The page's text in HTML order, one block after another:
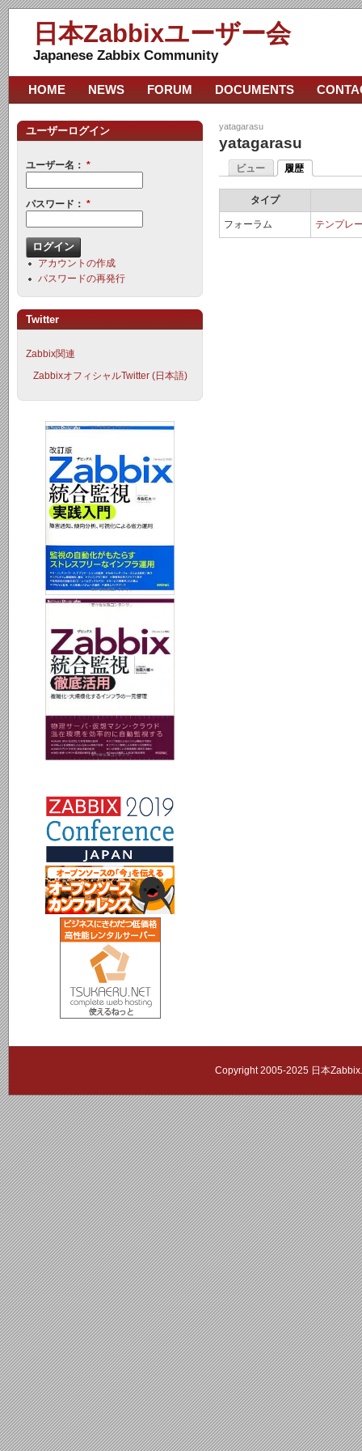
日本Zabbixユーザー会
Japanese Zabbix Community
yatagarasu
yatagarasu
ビュー 履歴
タイプ
フォーラム テンプレ
HOME NEWS FORUM DOCUMENTS
ユーザーログイン
ユーザー名： *
パスワード： *
アカウントの作成
パスワードの再発行
Twitter
Zabbix関連
ZabbixオフィシャルTwitter (日本語)
Copyright 2005-2025 日本